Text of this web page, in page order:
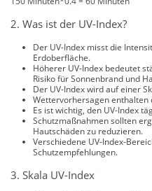
2. Was ist der UV-Index?
Der UV-Index misst die
Erdoberfläche.
Höherer UV-Index bedeutet
Risiko für Sonnenbrand und
Der UV-Index wird auf einer
Wettervorhersagen enthalten
Es ist wichtig, den UV-Index
Schutzmaßnahmen sollten
Hautschäden zu reduzieren.
Verschiedene UV-Index-
Schutzempfehlungen.
3. Skala UV-Index